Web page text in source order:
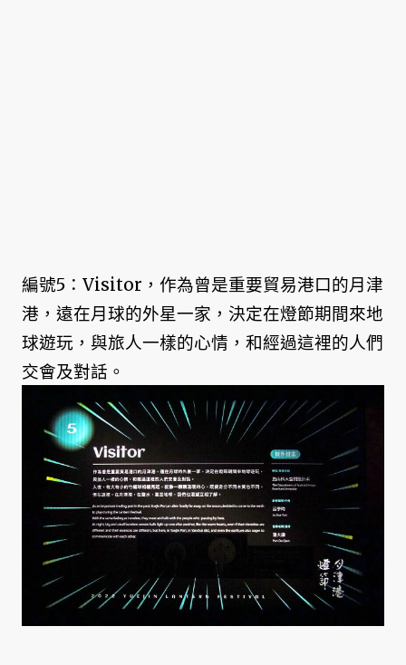
編號5：Visitor，作為曾是重要貿易港口的月津
港，遠在月球的外星一家，決定在燈節期間來地
球遊玩，與旅人一樣的心情，和經過這裡的人們
交會及對話。